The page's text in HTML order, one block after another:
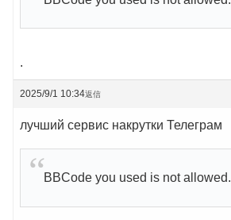
.
2025/9/1 10:34返信
лучший сервис накрутки Телеграм
BBCode you used is not allowed.